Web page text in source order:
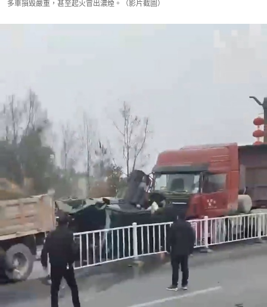
多車損毀嚴重，甚至起火冒出濃煙。（影片截圖）